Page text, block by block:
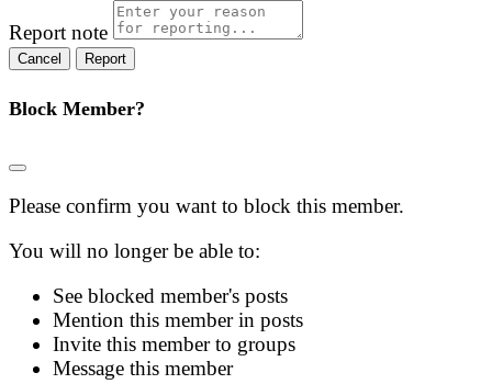
Report note
Report
Block Member?
Please confirm you want to block this member.
You will no longer be able to:
See blocked member's posts
Mention this member in posts
Invite this member to groups
Message this member